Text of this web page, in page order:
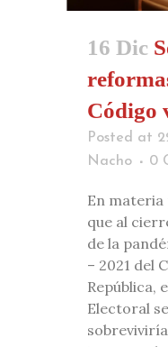
16 Dic
Código
Posted at
Nacho
0
En
que al
de la
– 2021 del
República,
Electoral